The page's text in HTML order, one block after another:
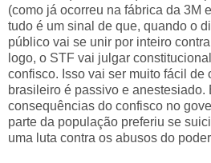
(como já ocorreu na fábrica da 3M
tudo é um sinal de que, quando o
público vai se unir por inteiro
logo, o STF vai julgar
confisco. Isso vai ser muito fácil de
brasileiro é passivo e anestesiado.
consequências do confisco no
parte da população preferiu se
uma luta contra os abusos do